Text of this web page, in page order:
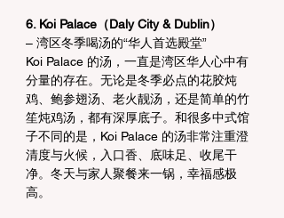
6. Koi Palace（Daly City & Dublin）
– 湾区冬季喝汤的“华人首选殿堂”
Koi Palace 的汤，一直是湾区华人心中有
分量的存在。无论是冬季必点的花胶炖
鸡、鲍参翅汤、老火靓汤，还是简单的竹
笙炖鸡汤，都有深厚底子。和很多中式馆
子不同的是，Koi Palace 的汤非常注重澄
清度与火候，入口香、底味足、收尾干
净。冬天与家人聚餐来一锅，幸福感极
高。